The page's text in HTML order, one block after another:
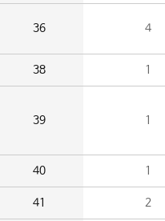
36 4
38 1
39 1
40 1
41 2